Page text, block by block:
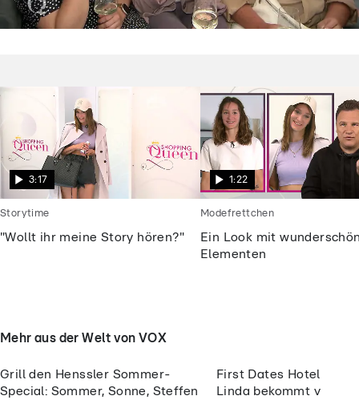
die Kandidatinnen fassungslos
3:17
"Wollt ihr meine Story hören?"
Storytime
1:22
Ein Look mit
Elementen
Modefrettchen
Mehr aus der Welt von VOX
Grill den Henssler Sommer-
Special: Sommer, Sonne, Steffen
First Dates Hotel: Wie
Linda bekommt von